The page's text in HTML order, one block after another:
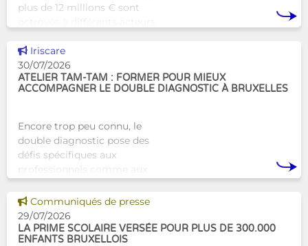
plus de 12 millions € sont
travail au serv
Voir cette news
Iriscare
30/07/2026
ATELIER TAM-TAM : FORMER POUR MIEUX
ACCOMPAGNER LE DOUBLE DIAGNOSTIC À BRUXELLES
Encore trop peu connu, le
double diagnostic pose des
défis spécifiques aux
professionnels comme aux
Tam-Tam apporte une réponse
concrète avec une formation
dest
Voir cette news
Communiqués de presse
29/07/2026
LA PRIME SCOLAIRE VERSÉE POUR PLUS DE 300.000
ENFANTS BRUXELLOIS